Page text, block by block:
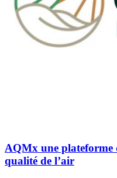
AQMx une plateforme
qualité de l’air